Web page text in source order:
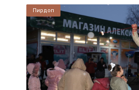
Пирдоп